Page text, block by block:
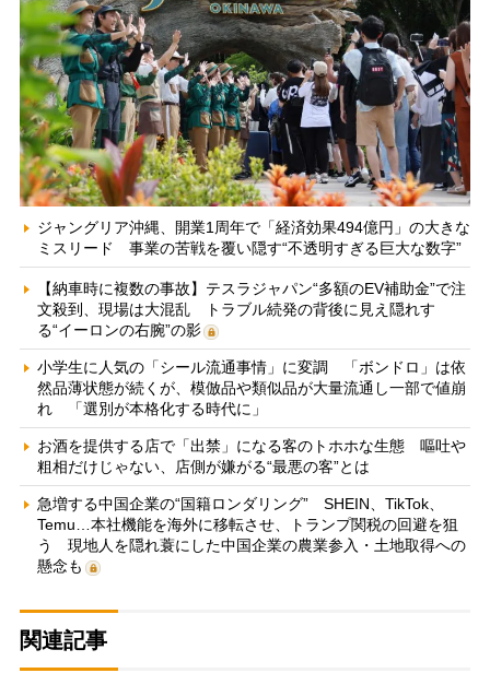
ジャングリア沖縄、開業1周年で「経済効果494億円」の大きな
ミスリード 事業の苦戦を覆い隠す“不透明すぎる巨大な数字”
【納車時に複数の事故】テスラジャパン“多額のEV補助金”で注
文殺到、現場は大混乱 トラブル続発の背後に見え隠れす
る“イーロンの右腕”の影
小学生に人気の「シール流通事情」に変調 「ボンドロ」は依
然品薄状態が続くが、模倣品や類似品が大量流通し一部で値崩
れ 「選別が本格化する時代に」
お酒を提供する店で「出禁」になる客のトホホな生態 嘔吐や
粗相だけじゃない、店側が嫌がる“最悪の客”とは
急増する中国企業の“国籍ロンダリング” SHEIN、TikTok、
Temu…本社機能を海外に移転させ、トランプ関税の回避を狙
う 現地人を隠れ蓑にした中国企業の農業参入・土地取得への
懸念も
関連記事